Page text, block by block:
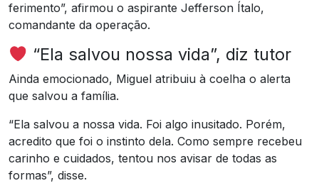
ferimento”, afirmou o aspirante Jefferson Ítalo,
comandante da operação.
“Ela salvou nossa vida”, diz tutor
Ainda emocionado, Miguel atribuiu à coelha o alerta
que salvou a família.
“Ela salvou a nossa vida. Foi algo inusitado. Porém,
acredito que foi o instinto dela. Como sempre recebeu
carinho e cuidados, tentou nos avisar de todas as
formas”, disse.